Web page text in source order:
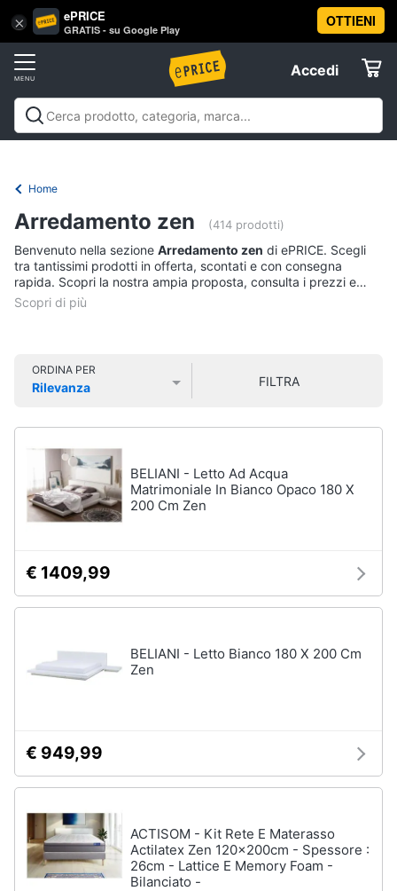
× ePRICE
GRATIS - su Google Play
OTTIENI
Accedi
Accedi
Registrati
Offerte
Informatica
Telefonia
Tv
Cinema
home
Videogiochi
Audio
Clima
Arredo
Giardinaggio
Salute
e
igiene
Beauty
Vai
al
Home
Arredamento zen (414 prodotti)
Benvenuto nella sezione Arredamento zen di ePRICE. Scegli
tra tantissimi prodotti in offerta, scontati e con consegna
rapida. Scopri la nostra ampia proposta, consulta i prezzi e
acquista comodamente online.
ORDINA PER
Rilevanza
FILTRA
BELIANI - Letto Ad Acqua
Matrimoniale In Bianco Opaco 180 X
200 Cm Zen
€ 1409,99
BELIANI - Letto Bianco 180 X 200 Cm
Zen
€ 949,99
ACTISOM - Kit Rete E Materasso
Actilatex Zen 120x200cm - Spessore :
26cm - Lattice E Memory Foam -
Bilanciato -